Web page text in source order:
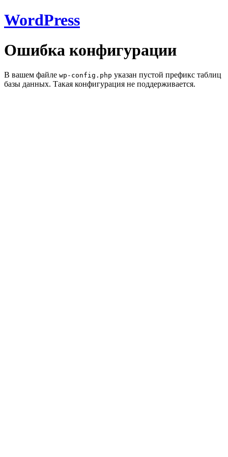
WordPress
Ошибка конфигурации
В вашем файле wp-config.php указан пустой префикс таблиц
базы данных. Такая конфигурация не поддерживается.